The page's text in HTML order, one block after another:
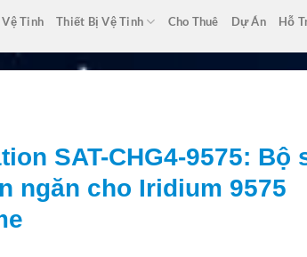
Tinh Thiết Bị Vệ Tinh Cho Thuê Dự Án Hỗ
SAT-CHG4-9575: Bộ
ngăn cho Iridium 9575